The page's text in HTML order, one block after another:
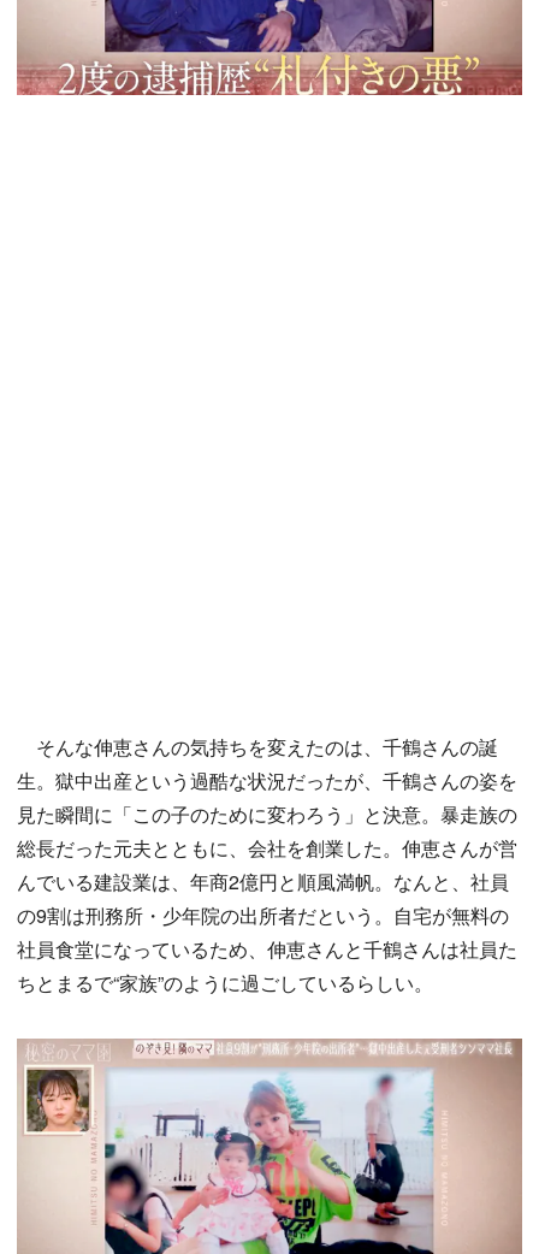
そんな伸恵さんの気持ちを変えたのは、千鶴さんの誕
生。獄中出産という過酷な状況だったが、千鶴さんの姿を
見た瞬間に「この子のために変わろう」と決意。暴走族の
総長だった元夫とともに、会社を創業した。伸恵さんが営
んでいる建設業は、年商2億円と順風満帆。なんと、社員
の9割は刑務所・少年院の出所者だという。自宅が無料の
社員食堂になっているため、伸恵さんと千鶴さんは社員た
ちとまるで“家族”のように過ごしているらしい。